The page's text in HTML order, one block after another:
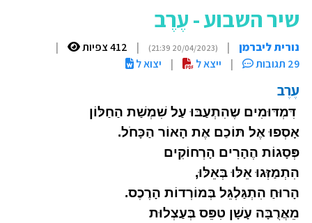
שיר השבוע - עֶרֶב
נורית ליברמן |
(20/04/2023 21:39)
| 412 צפיות
|
29 תגובות
| ייצא ל | יצוא ל
עֶרֶב
דִּמְדּוּמִים שֶהִתְעַבּוּ עַל שִׁמְשַׁת הַחַלּוֹן
אָסְפוּ אֶל תּוֹכַם אֶת הָאוֹר הַכָּחֹל.
פְּסָגוֹת הֶהָרִים הָרְחוֹקִים
הִתְמַזְּגוּ אֵלּוּ בְּאֵלּוּ,
הָרוּחַ הִתְגַּלְגֵּל בְּמוֹרְדוֹת הָרֶכֶס.
מֵאֲרֻבָּה עָשָׁן טִפֵּס בְּעַצְלוּת